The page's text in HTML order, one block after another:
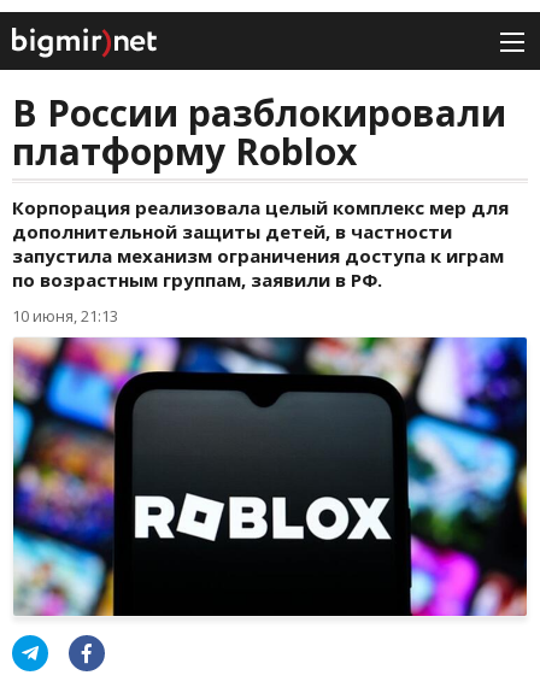
В России разблокировали
платформу Roblox
Корпорация реализовала целый комплекс мер для
дополнительной защиты детей, в частности
запустила механизм ограничения доступа к играм
по возрастным группам, заявили в РФ.
10 июня, 21:13